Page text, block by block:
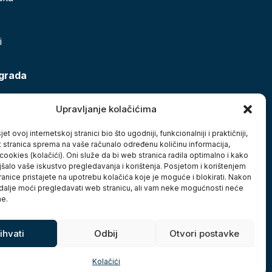
Upravljanje kolačićima
ovoj internetskoj stranici bio što ugodniji, funkcionalniji i praktičniji,
stranica sprema na vaše računalo određenu količinu informacija,
(kolačići). Oni služe da bi web stranica radila optimalno i kako
vaše iskustvo pregledavanja i korištenja. Posjetom i korištenjem
pristajete na upotrebu kolačića koje je moguće i blokirati. Nakon
moći pregledavati web stranicu, ali vam neke mogućnosti neće
Odbij Otvori postavke
Kolačići